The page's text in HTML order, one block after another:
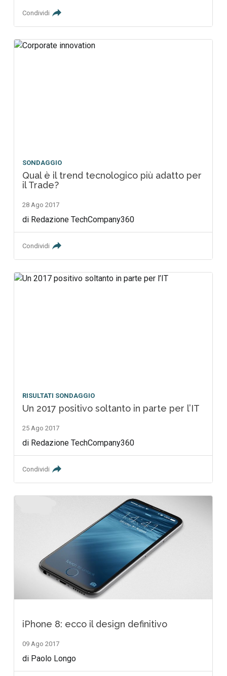
Condividi
SONDAGGIO
Qual è il trend tecnologico più adatto per
il Trade?
28 Ago 2017
di Redazione TechCompany360
Condividi
RISULTATI SONDAGGIO
Un 2017 positivo soltanto in parte per l’IT
25 Ago 2017
di Redazione TechCompany360
Condividi
iPhone 8: ecco il design definitivo
09 Ago 2017
di Paolo Longo